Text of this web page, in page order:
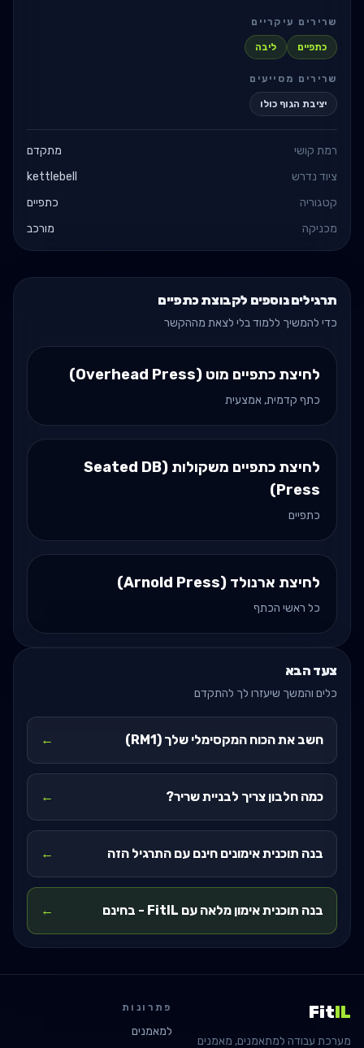
שרירים עיקריים
כתפיים ליבה
שרירים מסייעים
יציבת הגוף כולו
רמת קושי
מתקדם
ציוד נדרש
kettlebell
קטגוריה
כתפיים
מכניקה
מורכב
תרגילים נוספים לקבוצת כתפיים
כדי להמשיך ללמוד בלי לצאת מההקשר
לחיצת כתפיים מוט (Overhead Press)
כתף קדמית, אמצעית
לחיצת כתפיים משקולות (Seated DB
Press)
כתפיים
לחיצת ארנולד (Arnold Press)
כל ראשי הכתף
צעד הבא
כלים והמשך שיעזרו לך להתקדם
חשב את הכוח המקסימלי שלך (RM1) ←
כמה חלבון צריך לבניית שריר? ←
בנה תוכנית אימונים חינם עם התרגיל הזה ←
בנה תוכנית אימון מלאה עם FitIL - בחינם ←
FitIL
מערכת עבודה למתאמנים, מאמנים
פתרונות
למאמנים